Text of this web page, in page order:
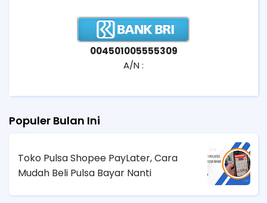
004501005555309
A/N :
Populer Bulan Ini
Toko Pulsa Shopee PayLater, Cara
Mudah Beli Pulsa Bayar Nanti